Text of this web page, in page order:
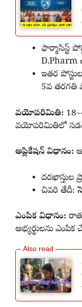
ఫార్మాసిస్ట్
D.Pharm
ఇతర
5వ
వయోపరిమితి:
వయోపరిమితిలో
అప్లికేషన్ విధానం:
దరఖాస్తుల
చివరి తేదీ:
ఎంపిక విధానం:
అభ్యర్థులను ఎంపిక